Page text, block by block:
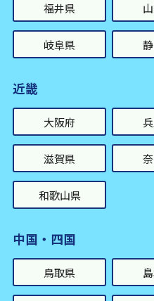
福井県
岐阜県
近畿
大阪府
滋賀県
和歌山県
中国・四国
鳥取県